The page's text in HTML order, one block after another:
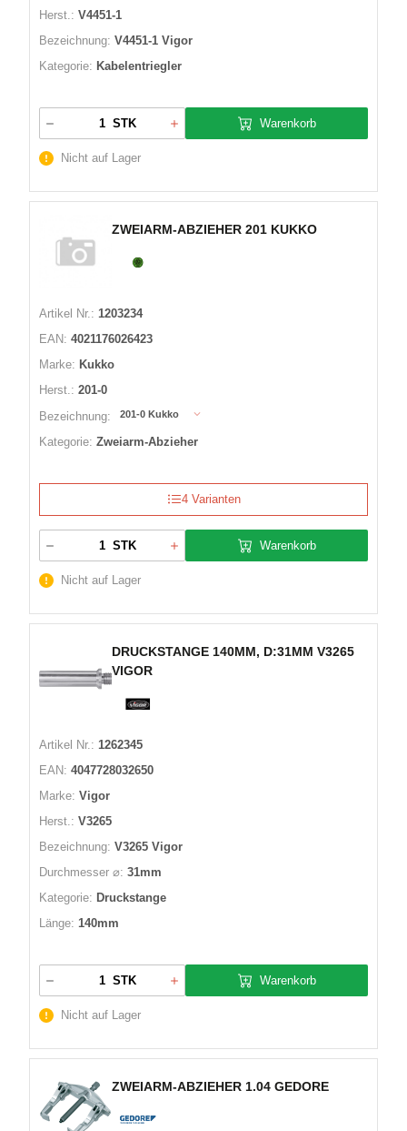
Herst.: V4451-1
Bezeichnung: V4451-1 Vigor
Kategorie: Kabelentriegler
STK Warenkorb
Nicht auf Lager
ZWEIARM-ABZIEHER 201 KUKKO
Artikel Nr.: 1203234
EAN: 4021176026423
Marke: Kukko
Herst.: 201-0
Bezeichnung:
201-0 Kukko
Kategorie: Zweiarm-Abzieher
4 Varianten
STK Warenkorb
Nicht auf Lager
DRUCKSTANGE 140MM, D:31MM V3265
VIGOR
Artikel Nr.: 1262345
EAN: 4047728032650
Marke: Vigor
Herst.: V3265
Bezeichnung: V3265 Vigor
Durchmesser ⌀: 31mm
Kategorie: Druckstange
Länge: 140mm
STK Warenkorb
Nicht auf Lager
ZWEIARM-ABZIEHER 1.04 GEDORE